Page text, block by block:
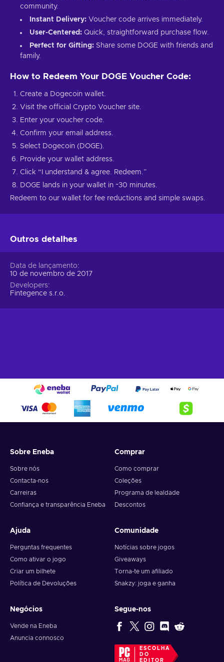
community.
Instant Delivery: Voucher code arrives immediately.
User-Centered: Quick, straightforward purchase flow.
Perfect for Gifting: Share some DOGE with friends and
family.
How to Redeem Your DOGE Voucher Code:
Create a Dogecoin wallet.
Visit the official Crypto Voucher site.
Enter your voucher code.
Confirm your email address.
Select Dogecoin (DOGE).
Provide your wallet address.
Click “I understand & agree. Redeem.”
DOGE lands in your wallet in ~30 minutes.
Redeem to our wallet for fee reductions and simple swaps.
Outros detalhes
Data de lançamento
10 de novembro de 2017
Developers
Fintegence s.r.o.
Sobre Eneba
Sobre nós
Contacta-nos
Carreiras
Confiança e transparência Eneba
Comprar
Como comprar
Coleções
Programa de lealdade
Descontos
Ajuda
Perguntas frequentes
Como ativar o jogo
Criar um bilhete
Política de Devoluções
Comunidade
Notícias sobre jogos
Giveaways
Torna-te um afiliado
Snakzy: joga e ganha
Negócios
Vende na Eneba
Anuncia connosco
Segue-nos
ESCOLHA
DO
EDITOR